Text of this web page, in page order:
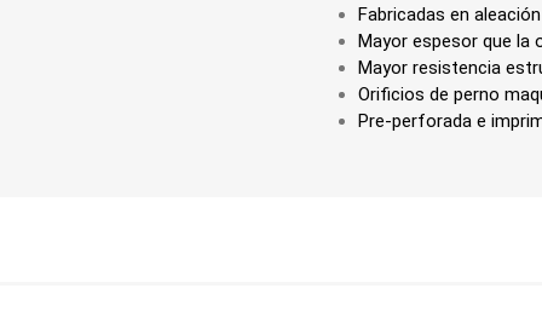
Fabricadas en
Mayor espesor que la
Mayor resistencia
Orificios de perno
Pre-perforada e